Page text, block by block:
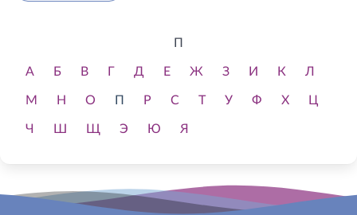
П
А Б В Г Д Е Ж З И К Л
М Н О П Р С Т У Ф Х Ц
Ч Ш Щ Э Ю Я